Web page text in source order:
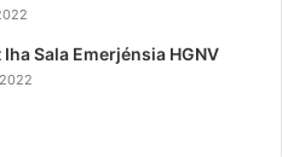
Sala Emerjénsia HGNV